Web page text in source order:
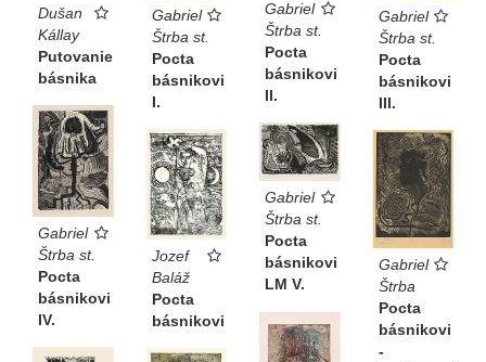
Dušan
Kállay
Putovanie
básnika
Gabriel
Štrba st.
Pocta
básnikovi
I.
Gabriel
Štrba st.
Pocta
básnikovi
II.
Gabriel
Štrba st.
Pocta
básnikovi
III.
Gabriel
Štrba st.
Pocta
básnikovi
IV.
Gabriel
Štrba st.
Pocta
básnikovi
LM V.
Jozef
Baláž
Pocta
básnikovi
Gabriel
Štrba
Pocta
básnikovi
-